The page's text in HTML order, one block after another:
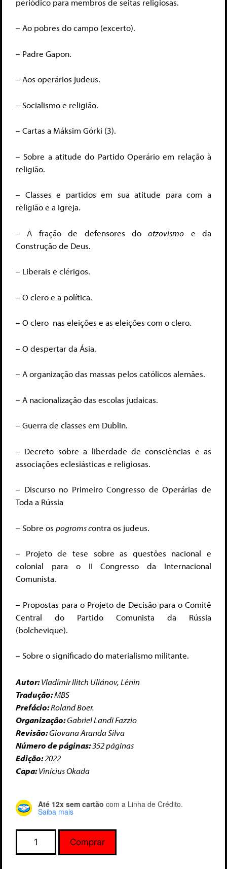
periódico para membros de seitas religiosas.
– Ao pobres do campo (excerto).
– Padre Gapon.
– Aos operários judeus.
– Socialismo e religião.
– Cartas a Máksim Górki (3).
– Sobre a atitude do Partido Operário em relação à
religião.
– Classes e partidos em sua atitude para com a
religião e a Igreja.
– A fração de defensores dootzovismo e da
Construção de Deus.
– Liberais e clérigos.
– O clero e a política.
– O clero nas eleições e as eleições com o clero.
– O despertar da Ásia.
– A organização das massas pelos católicos alemães.
– A nacionalização das escolas judaicas.
– Guerra de classes em Dublin.
– Decreto sobre a liberdade de consciências e as
associações eclesiásticas e religiosas.
– Discurso no Primeiro Congresso de Operárias de
Toda a Rússia
– Sobre os pogroms contra os judeus.
– Projeto de tese sobre as questões nacional e
colonial para o II Congresso da Internacional
Comunista.
– Propostas para o Projeto de Decisão para o Comitê
Central do Partido Comunista da Rússia
(bolchevique).
– Sobre o significado do materialismo militante.
Autor:Vladímir Ilitch Uliánov, Lênin
Tradução:MBS
Prefácio:Roland Boer.
Organização:Gabriel Landi Fazzio
Revisão:Giovana Aranda Silva
Número de páginas:352 páginas
Edição:2022
Capa:Vinícius Okada
Até 12x sem cartão com a Linha de Crédito.
Saiba mais
Comprar